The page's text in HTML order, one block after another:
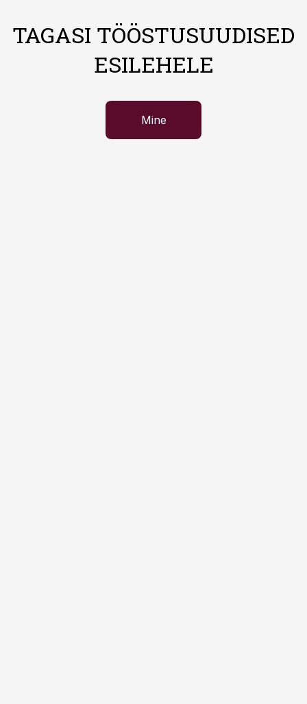
TAGASI TÖÖSTUSUUDISED
ESILEHELE
Mine